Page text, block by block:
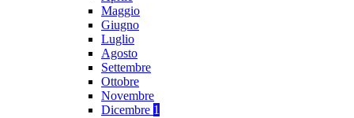
Maggio
Giugno
Luglio
Agosto
Settembre
Ottobre
Novembre
Dicembre 1